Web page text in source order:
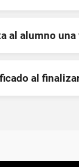
al alumno
al